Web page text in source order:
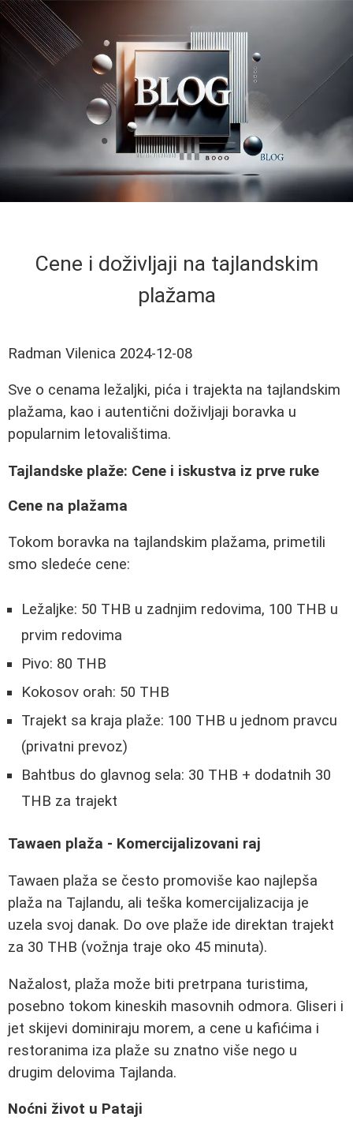
Cene i doživljaji na tajlandskim
plažama
Radman Vilenica 2024-12-08
Sve o cenama ležaljki, pića i trajekta na tajlandskim
plažama, kao i autentični doživljaji boravka u
popularnim letovalištima.
Tajlandske plaže: Cene i iskustva iz prve ruke
Cene na plažama
Tokom boravka na tajlandskim plažama, primetili
smo sledeće cene:
Ležaljke: 50 THB u zadnjim redovima, 100 THB u
prvim redovima
Pivo: 80 THB
Kokosov orah: 50 THB
Trajekt sa kraja plaže: 100 THB u jednom pravcu
(privatni prevoz)
Bahtbus do glavnog sela: 30 THB + dodatnih 30
THB za trajekt
Tawaen plaža - Komercijalizovani raj
Tawaen plaža se često promoviše kao najlepša
plaža na Tajlandu, ali teška komercijalizacija je
uzela svoj danak. Do ove plaže ide direktan trajekt
za 30 THB (vožnja traje oko 45 minuta).
Nažalost, plaža može biti pretrpana turistima,
posebno tokom kineskih masovnih odmora. Gliseri i
jet skijevi dominiraju morem, a cene u kafićima i
restoranima iza plaže su znatno više nego u
drugim delovima Tajlanda.
Noćni život u Pataji